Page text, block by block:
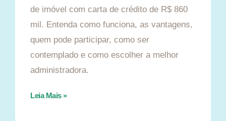
de imóvel com carta de crédito de R$ 860
mil. Entenda como funciona, as vantagens,
quem pode participar, como ser
contemplado e como escolher a melhor
administradora.
Leia Mais »